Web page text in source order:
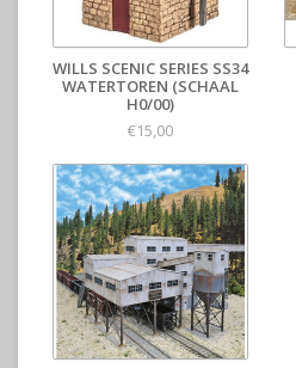
WILLS SCENIC SERIES SS34
WATERTOREN (SCHAAL
H0/00)
€15,00